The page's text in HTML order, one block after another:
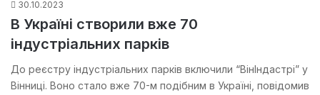
30.10.2023
В Україні створили вже 70
індустріальних парків
До реєстру індустріальних парків включили “ВінІндастрі” у
Вінниці. Воно стало вже 70-м подібним в Україні, повідомив